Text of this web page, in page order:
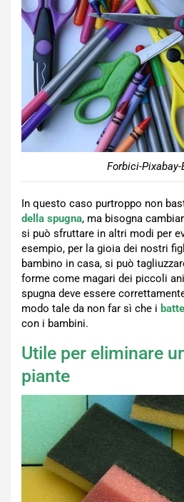
Forbici-
In questo caso purtroppo non
della spugna, ma bisogna
si può sfruttare in altri modi per
esempio, per la gioia dei nostri
bambino in casa, si può
forme come magari dei piccoli
spugna deve essere
modo tale da non far sì che i
con i bambini.
Utile per eliminare
piante